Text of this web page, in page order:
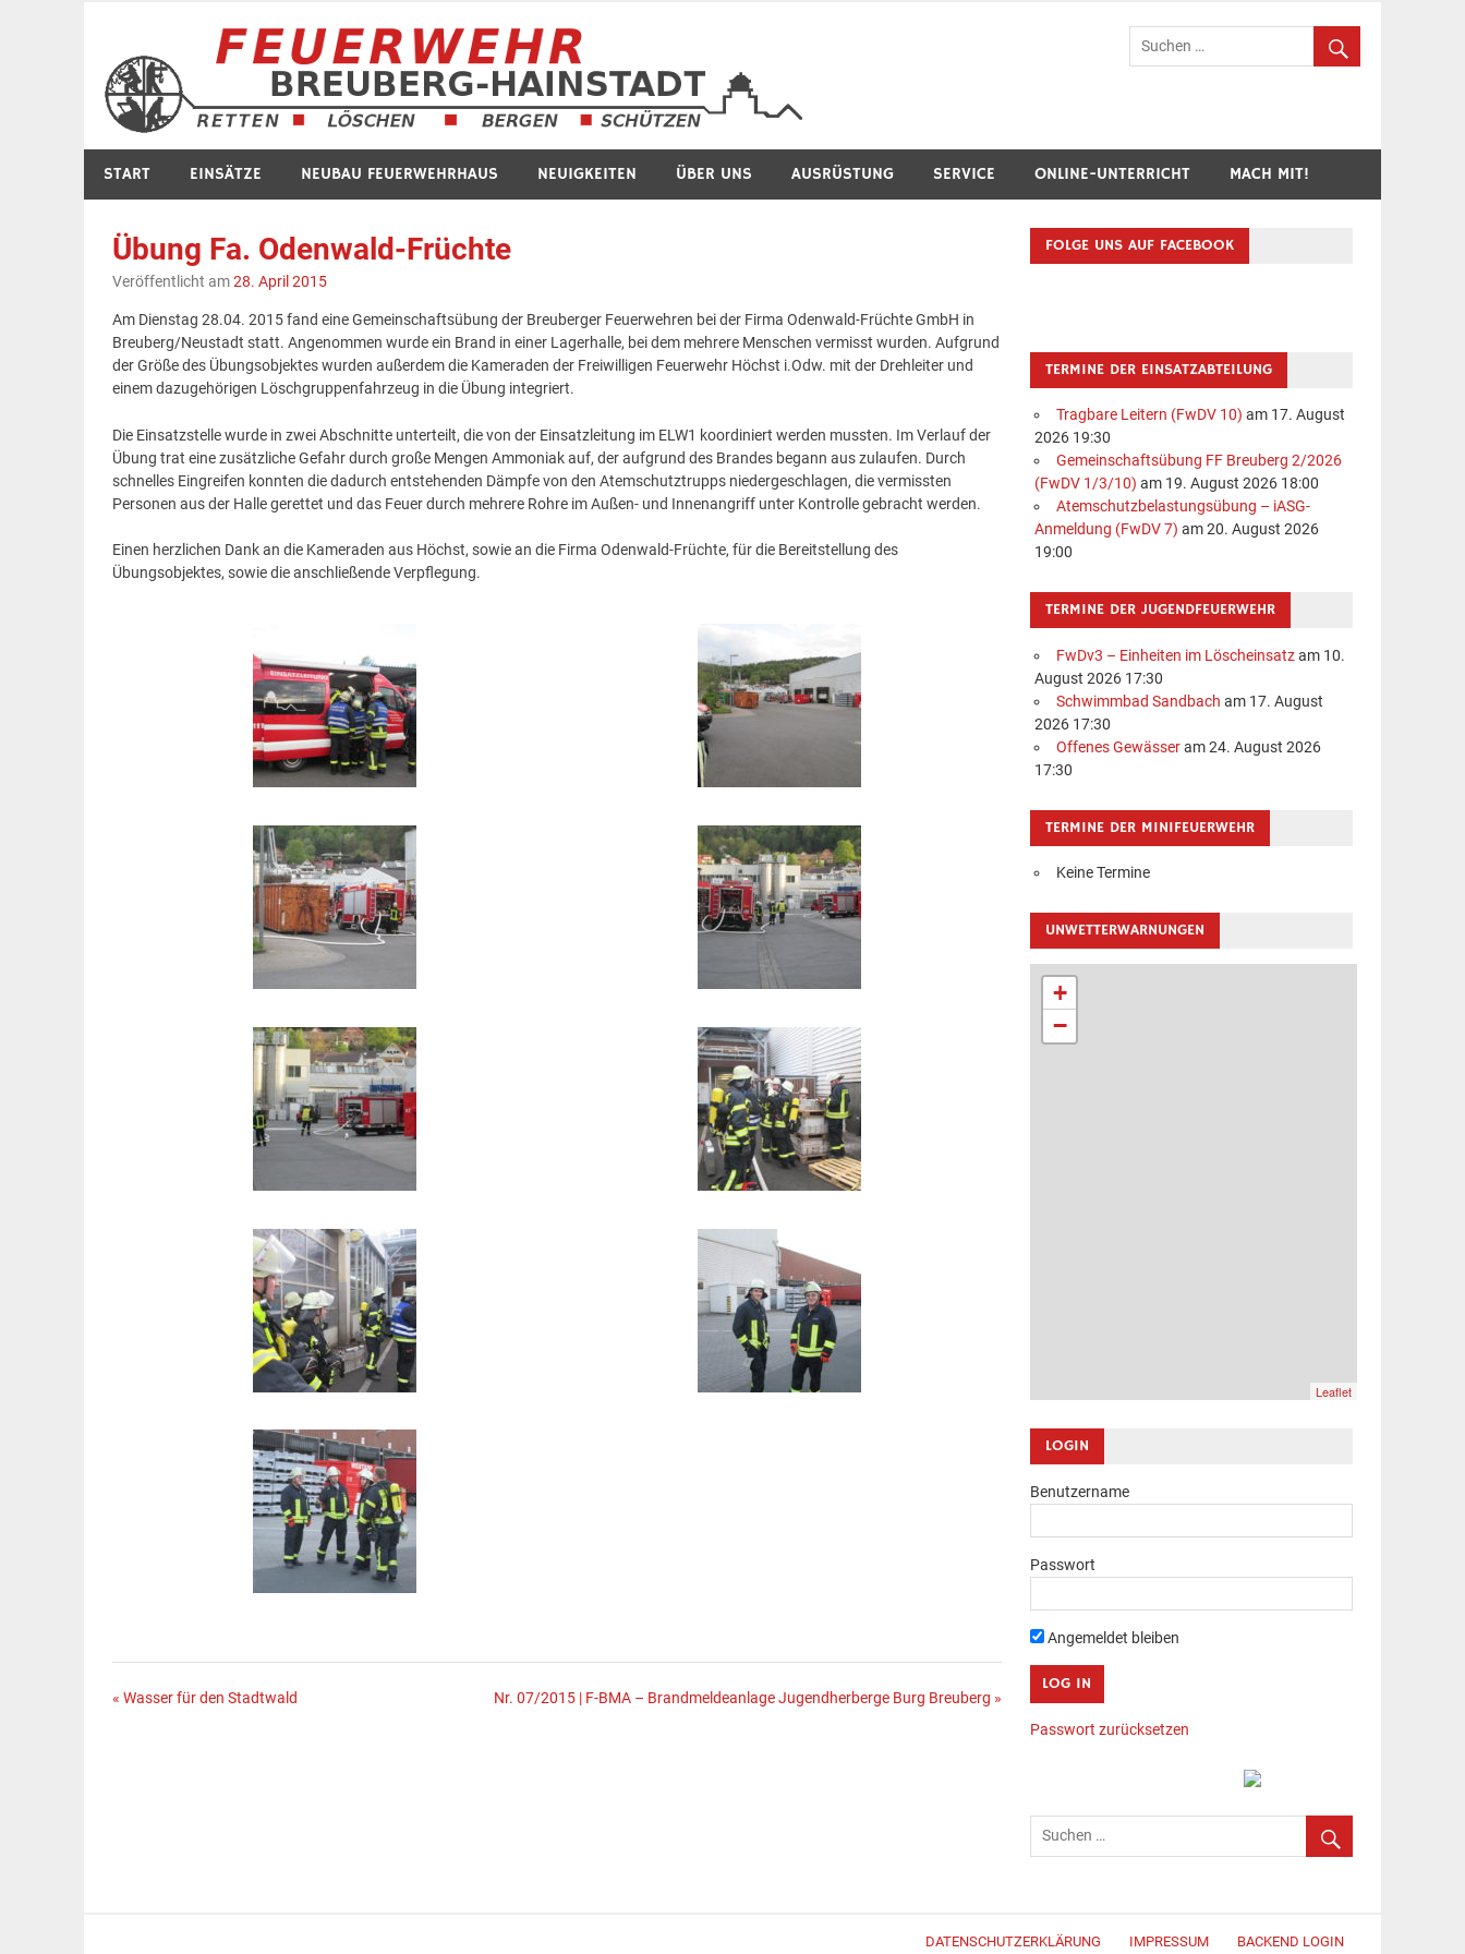
springen
Feuerwehr Breuberg-Hainstadt
START EINSÄTZE NEUBAU FEUERWEHRHAUS NEUIGKEITEN ÜBER UNS AUSRÜSTUNG SERVICE ONLINE-UNTERRICHT MACH MIT!
Übung Fa. Odenwald-Früchte
Veröffentlicht am28. April 2015
Am Dienstag 28.04. 2015 fand eine Gemeinschaftsübung der Breuberger Feuerwehren bei der Firma Odenwald-Früchte GmbH in
Breuberg/Neustadt statt. Angenommen wurde ein Brand in einer Lagerhalle, bei dem mehrere Menschen vermisst wurden. Aufgrund
der Größe des Übungsobjektes wurden außerdem die Kameraden der Freiwilligen Feuerwehr Höchst i.Odw. mit der Drehleiter und
einem dazugehörigen Löschgruppenfahrzeug in die Übung integriert.
Die Einsatzstelle wurde in zwei Abschnitte unterteilt, die von der Einsatzleitung im ELW1 koordiniert werden mussten. Im Verlauf der
Übung trat eine zusätzliche Gefahr durch große Mengen Ammoniak auf, der aufgrund des Brandes begann aus zulaufen. Durch
schnelles Eingreifen konnten die dadurch entstehenden Dämpfe von den Atemschutztrupps niedergeschlagen, die vermissten
Personen aus der Halle gerettet und das Feuer durch mehrere Rohre im Außen- und Innenangriff unter Kontrolle gebracht werden.
Einen herzlichen Dank an die Kameraden aus Höchst, sowie an die Firma Odenwald-Früchte, für die Bereitstellung des
Übungsobjektes, sowie die anschließende Verpflegung.
Beitragsnavigation
« Wasser für den Stadtwald Nr. 07/2015 | F-BMA – Brandmeldeanlage Jugendherberge Burg Breuberg »
FOLGE UNS AUF FACEBOOK
TERMINE DER EINSATZABTEILUNG
Tragbare Leitern (FwDV 10) am 17. August
2026 19:30
Gemeinschaftsübung FF Breuberg 2/2026
(FwDV 1/3/10) am 19. August 2026 18:00
Atemschutzbelastungsübung – iASG-
Anmeldung (FwDV 7) am 20. August 2026
19:00
TERMINE DER JUGENDFEUERWEHR
FwDv3 – Einheiten im Löscheinsatzam 10.
August 2026 17:30
Schwimmbad Sandbach am 17. August
2026 17:30
Offenes Gewässeram 24. August 2026
17:30
TERMINE DER MINIFEUERWEHR
Keine Termine
UNWETTERWARNUNGEN
+
−
Leaflet
LOGIN
Benutzername
Passwort
Angemeldet bleiben
Passwort zurücksetzen
DATENSCHUTZERKLÄRUNG IMPRESSUM BACKEND LOGIN